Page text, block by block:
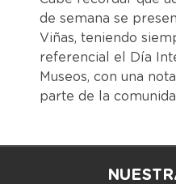
de semana se
Viñas, teniendo
referencial el Día
Museos, con una
parte de la